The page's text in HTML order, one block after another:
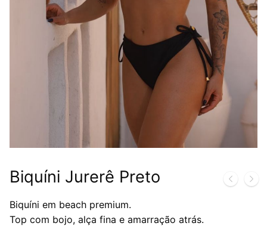
Biquíni Jurerê Preto
Biquíni em beach premium.
Top com bojo, alça fina e amarração atrás.